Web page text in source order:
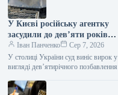
медичних закладів у випадку…
У Києві російську агентку
засудили до дев’яти років
ув’язнення за встановлення
вибухівки в автомобілі
військового.
Іван Панченко
Сер 7, 2026
У столиці України суд виніс вирок у
вигляді дев’ятирічного позбавлення
громадянці, яка за завданням